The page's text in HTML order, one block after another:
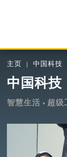
主页 中国科技
中国科技
智慧生活 超级